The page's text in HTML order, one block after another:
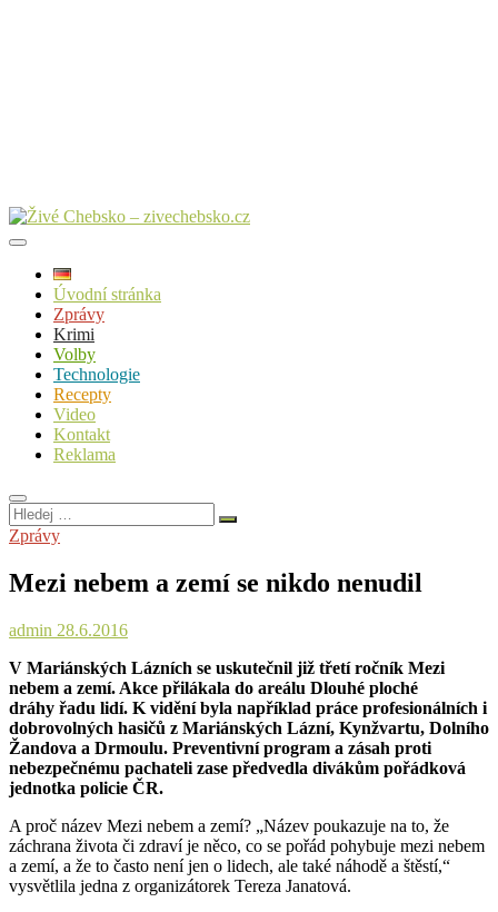
Úvodní stránka
Zprávy
Krimi
Volby
Technologie
Recepty
Video
Kontakt
Reklama
Hledej
…
Zprávy
Mezi nebem a zemí se nikdo nenudil
admin 28.6.2016
V Mariánských Lázních se uskutečnil již třetí ročník Mezi
nebem a zemí. Akce přilákala do areálu Dlouhé ploché
dráhy řadu lidí. K vidění byla například práce profesionálních i
dobrovolných hasičů z Mariánských Lázní, Kynžvartu, Dolního
Žandova a Drmoulu. Preventivní program a zásah proti
nebezpečnému pachateli zase předvedla divákům pořádková
jednotka policie ČR.
A proč název Mezi nebem a zemí? „Název poukazuje na to, že
záchrana života či zdraví je něco, co se pořád pohybuje mezi nebem
a zemí, a že to často není jen o lidech, ale také náhodě a štěstí,“
vysvětlila jedna z organizátorek Tereza Janatová.